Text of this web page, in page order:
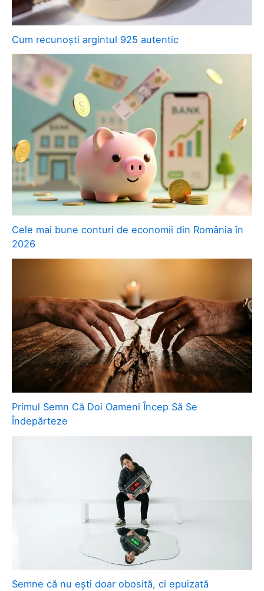
Cum recunoști argintul 925 autentic
Cele mai bune conturi de economii din România în
2026
Primul Semn Că Doi Oameni Încep Să Se
Îndepărteze
Semne că nu ești doar obosită, ci epuizată